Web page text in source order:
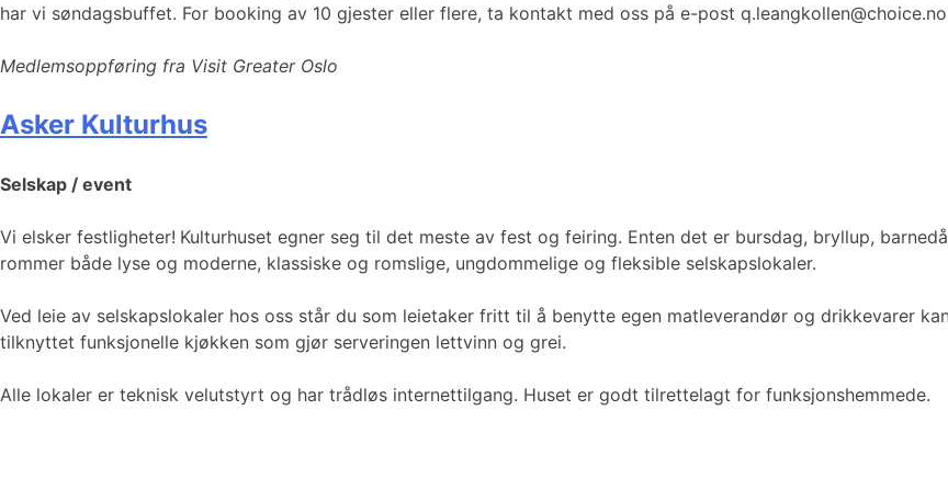
har vi søndagsbuffet. For booking av 10 gjester eller flere, ta kontakt med oss på e-post
Medlemsoppføring fra Visit Greater Oslo
Asker Kulturhus
Selskap / event
Vi elsker festligheter! Kulturhuset egner seg til det meste av fest og feiring. Enten det er bursdag, bryllup,
rommer både lyse og moderne, klassiske og romslige, ungdommelige og fleksible selskapslokaler.
Ved leie av selskapslokaler hos oss står du som leietaker fritt til å benytte egen matleverandør og drikkevarer
tilknyttet funksjonelle kjøkken som gjør serveringen lettvinn og grei.
Alle lokaler er teknisk velutstyrt og har trådløs internettilgang. Huset er godt tilrettelagt for funksjonshemmede.